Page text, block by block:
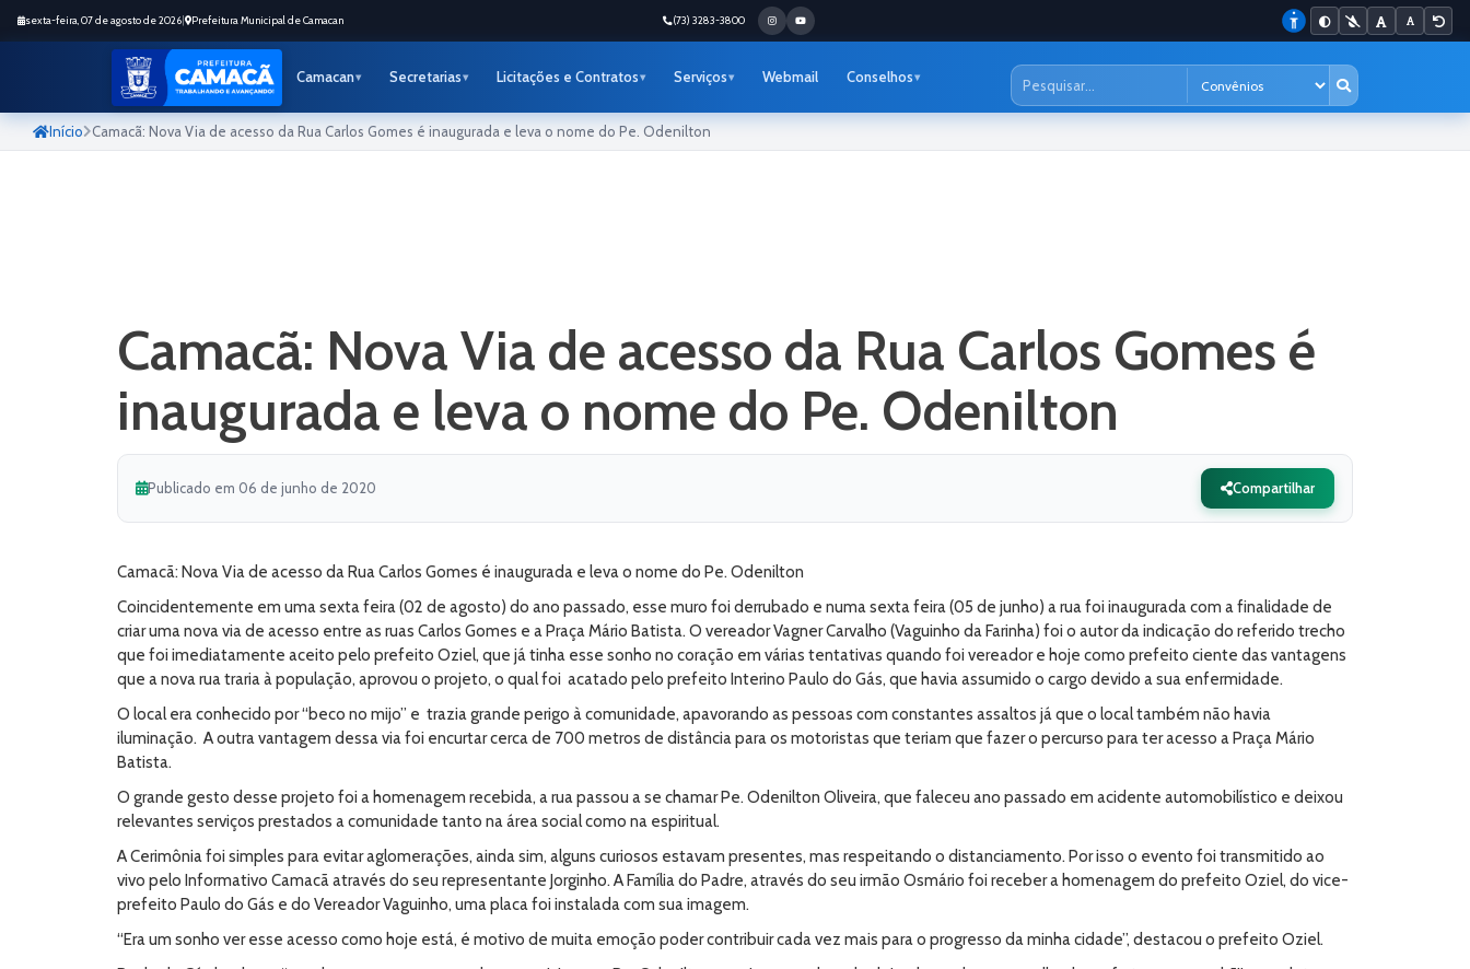
sexta-feira, 07 de agosto de 2026 Prefeitura Municipal de Camacan (73) 3283-3800
Camacan Secretarias Licitações e Contratos Serviços Webmail Conselhos
Início Camacã: Nova Via de acesso da Rua Carlos Gomes é inaugurada e leva o nome do Pe. Odenilton
Camacã: Nova Via de acesso da Rua Carlos Gomes é
inaugurada e leva o nome do Pe. Odenilton
Publicado em 06 de junho de 2020 Compartilhar
Camacã: Nova Via de acesso da Rua Carlos Gomes é inaugurada e leva o nome do Pe. Odenilton
Coincidentemente em uma sexta feira (02 de agosto) do ano passado, esse muro foi derrubado e numa sexta feira (05 de junho) a rua foi inaugurada com a finalidade de
criar uma nova via de acesso entre as ruas Carlos Gomes e a Praça Mário Batista. O vereador Vagner Carvalho (Vaguinho da Farinha) foi o autor da indicação do referido trecho
que foi imediatamente aceito pelo prefeito Oziel, que já tinha esse sonho no coração em várias tentativas quando foi vereador e hoje como prefeito ciente das vantagens
que a nova rua traria à população, aprovou o projeto, o qual foi acatado pelo prefeito Interino Paulo do Gás, que havia assumido o cargo devido a sua enfermidade.
O local era conhecido por “beco no mijo” e trazia grande perigo à comunidade, apavorando as pessoas com constantes assaltos já que o local também não havia
iluminação. A outra vantagem dessa via foi encurtar cerca de 700 metros de distância para os motoristas que teriam que fazer o percurso para ter acesso a Praça Mário
Batista.
O grande gesto desse projeto foi a homenagem recebida, a rua passou a se chamar Pe. Odenilton Oliveira, que faleceu ano passado em acidente automobilístico e deixou
relevantes serviços prestados a comunidade tanto na área social como na espiritual.
A Cerimônia foi simples para evitar aglomerações, ainda sim, alguns curiosos estavam presentes, mas respeitando o distanciamento. Por isso o evento foi transmitido ao
vivo pelo Informativo Camacã através do seu representante Jorginho. A Família do Padre, através do seu irmão Osmário foi receber a homenagem do prefeito Oziel, do vice-
prefeito Paulo do Gás e do Vereador Vaguinho, uma placa foi instalada com sua imagem.
“Era um sonho ver esse acesso como hoje está, é motivo de muita emoção poder contribuir cada vez mais para o progresso da minha cidade”, destacou o prefeito Oziel.